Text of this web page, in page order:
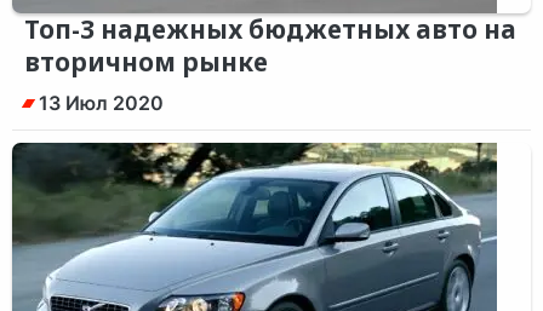
Топ-3 надежных бюджетных авто на
вторичном рынке
13 Июл 2020